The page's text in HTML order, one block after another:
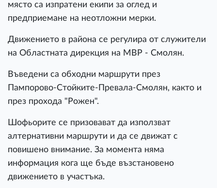
място са изпратени екипи за оглед и
предприемане на неотложни мерки.
Движението в района се регулира от служители
на Областната дирекция на МВР - Смолян.
Въведени са обходни маршрути през
Пампорово-Стойките-Превала-Смолян, както и
през прохода "Рожен".
Шофьорите се призовават да използват
алтернативни маршрути и да се движат с
повишено внимание. За момента няма
информация кога ще бъде възстановено
движението в участъка.